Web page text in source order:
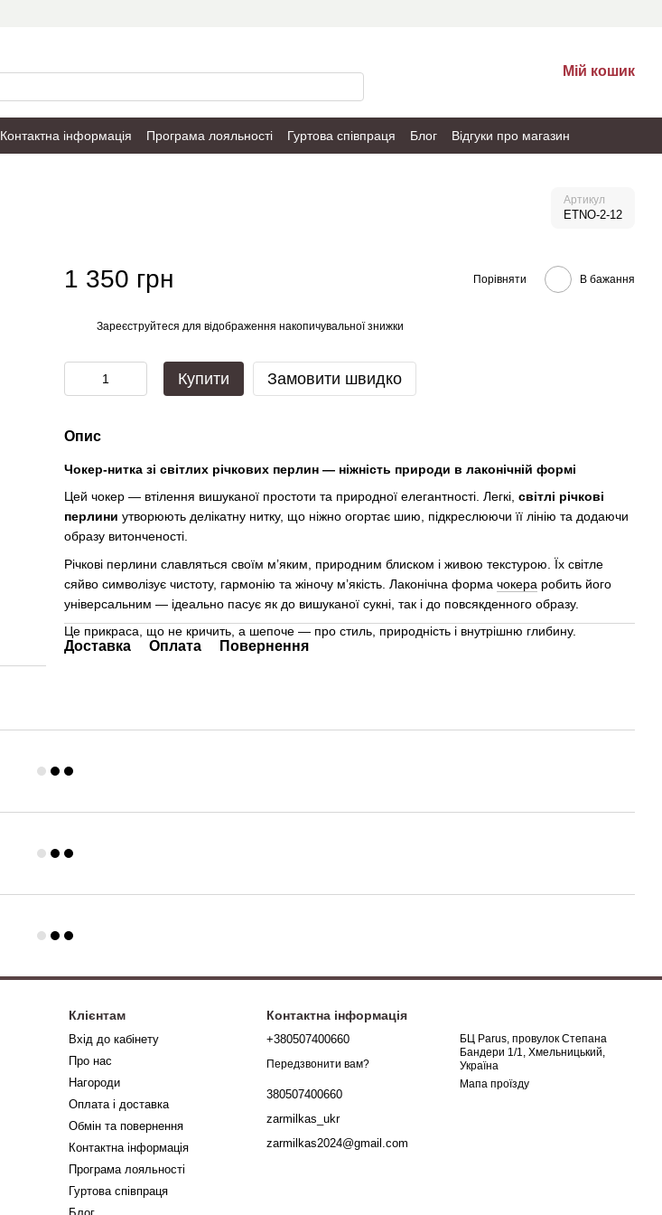
Мій кошик
Контактна інформація Програма лояльності Гуртова співпраця Блог
Відгуки про магазин
Артикул
ETNO-2-12
1 350 грн Порівняти В бажання
Зареєструйтеся для відображення накопичувальної знижки
Купити Замовити швидко
Опис
Чокер-нитка зі світлих річкових перлин — ніжність природи в лаконічній формі
Цей чокер — втілення вишуканої простоти та природної елегантності. Легкі, світлі річкові
перлини утворюють делікатну нитку, що ніжно огортає шию, підкреслюючи її лінію та додаючи
образу витонченості.
Річкові перлини славляться своїм м’яким, природним блиском і живою текстурою. Їх світле
сяйво символізує чистоту, гармонію та жіночу м’якість. Лаконічна форма чокера робить його
універсальним — ідеально пасує як до вишуканої сукні, так і до повсякденного образу.
Це прикраса, що не кричить, а шепоче — про стиль, природність і внутрішню глибину.
Доставка Оплата Повернення
Клієнтам
Вхід до кабінету
Про нас
Нагороди
Оплата і доставка
Обмін та повернення
Контактна інформація
Програма лояльності
Гуртова співпраця
Контактна інформація
+380507400660
Передзвонити вам?
380507400660
zarmilkas_ukr
zarmilkas2024@gmail.com
БЦ Parus, провулок Степана
Бандери 1/1, Хмельницький,
Україна
Мапа проїзду